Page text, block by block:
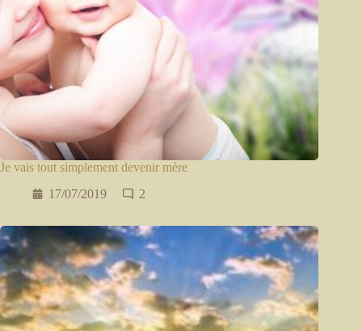
Je vais tout simplement devenir mère
17/07/2019
2